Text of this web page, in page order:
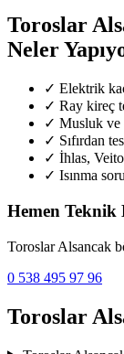
Toroslar
Neler
✓ Elektrik
✓ Ray kireç
✓ Musluk ve
✓ Sıfırdan
✓ İhlas,
✓ Isınma
Hemen Teknik
Toroslar Alsancak
0 538 495 97 96
Toroslar